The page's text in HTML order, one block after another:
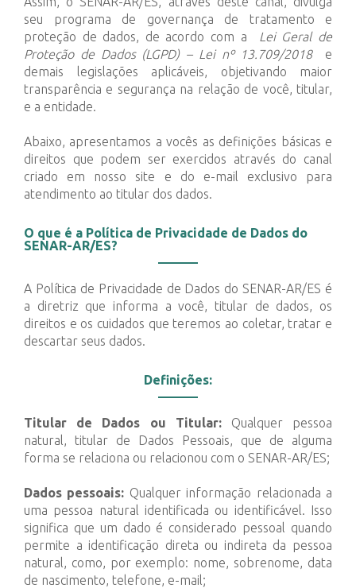
seu programa de governança de tratamento e
proteção de dados, de acordo com a
Lei Geral de
Proteção de Dados (LGPD) – Lei nº 13.709/2018
e
demais legislações aplicáveis, objetivando maior
transparência e segurança na relação de você, titular,
e a entidade.
Abaixo, apresentamos a vocês as definições básicas e
direitos que podem ser exercidos através do canal
criado em nosso site e do e-mail exclusivo para
atendimento ao titular dos dados.
O que é a Política de Privacidade de Dados do
SENAR-AR/ES?
A Política de Privacidade de Dados do SENAR-AR/ES é
a diretriz que informa a você, titular de dados, os
direitos e os cuidados que teremos ao coletar, tratar e
descartar seus dados.
Definições:
Titular de Dados ou Titular:Qualquer pessoa
natural, titular de Dados Pessoais, que de alguma
forma se relaciona ou relacionou com o SENAR-AR/ES;
Dados pessoais: Qualquer informação relacionada a
uma pessoa natural identificada ou identificável. Isso
significa que um dado é considerado pessoal quando
permite a identificação direta ou indireta da pessoa
natural, como, por exemplo: nome, sobrenome, data
de nascimento, telefone, e-mail;